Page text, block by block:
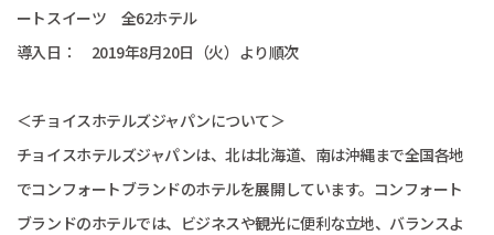
ートスイーツ 全62ホテル
導入日： 2019年8月20日（火）より順次
＜チョイスホテルズジャパンについて＞
チョイスホテルズジャパンは、北は北海道、南は沖縄まで全国各地
でコンフォートブランドのホテルを展開しています。コンフォート
ブランドのホテルでは、ビジネスや観光に便利な立地、バランスよ